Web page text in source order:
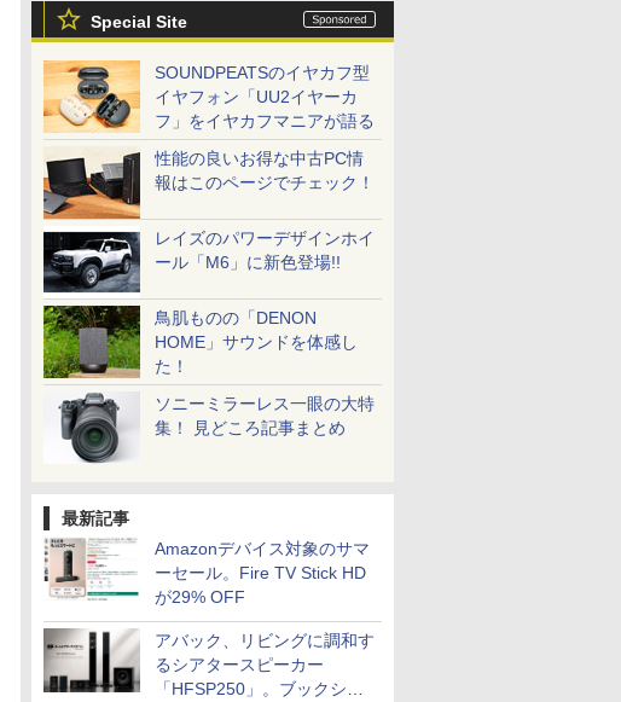
Special Site
SOUNDPEATSのイヤカフ型
イヤフォン「UU2イヤーカ
フ」をイヤカフマニアが語る
性能の良いお得な中古PC情
報はこのページでチェック！
レイズのパワーデザインホイ
ール「M6」に新色登場!!
鳥肌ものの「DENON
HOME」サウンドを体感し
た！
ソニーミラーレス一眼の大特
集！ 見どころ記事まとめ
最新記事
Amazonデバイス対象のサマ
ーセール。Fire TV Stick HD
が29% OFF
アバック、リビングに調和す
るシアタースピーカー
「HFSP250」。ブックシェ